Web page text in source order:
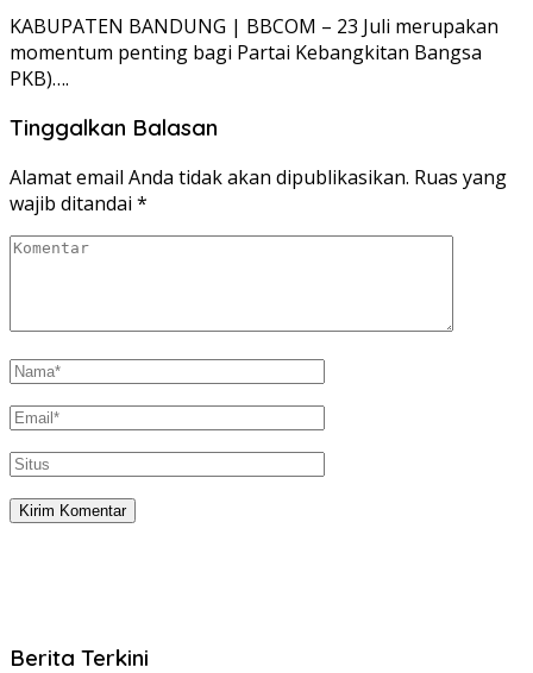
KABUPATEN BANDUNG | BBCOM – 23 Juli merupakan
momentum penting bagi Partai Kebangkitan Bangsa
PKB)….
Tinggalkan Balasan
Alamat email Anda tidak akan dipublikasikan. Ruas yang
wajib ditandai *
Berita Terkini